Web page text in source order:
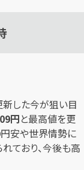
新した今が狙い目
円と最高値を更
円安や世界情勢に
ており、今後も高